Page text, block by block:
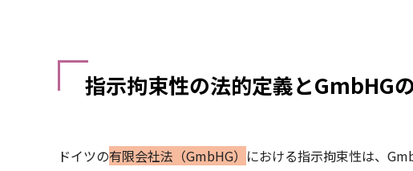
指示拘束性の法的定義とGmbHG
ドイツの有限会社法（GmbHG） における指示拘束性は、